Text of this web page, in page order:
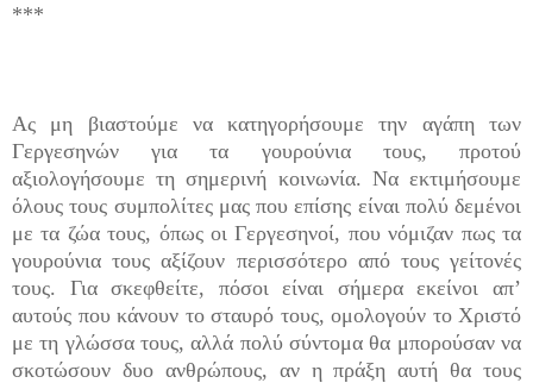
***
Ας μη βιαστούμε να κατηγορήσουμε την αγάπη των
Γεργεσηνών για τα γουρούνια τους, προτού
αξιολογήσουμε τη σημερινή κοινωνία. Να εκτιμήσουμε
όλους τους συμπολίτες μας που επίσης είναι πολύ δεμένοι
με τα ζώα τους, όπως οι Γεργεσηνοί, που νόμιζαν πως τα
γουρούνια τους αξίζουν περισσότερο από τους γείτονές
τους. Για σκεφθείτε, πόσοι είναι σήμερα εκείνοι απ’
αυτούς που κάνουν το σταυρό τους, ομολογούν το Χριστό
με τη γλώσσα τους, αλλά πολύ σύντομα θα μπορούσαν να
σκοτώσουν δυο ανθρώπους, αν η πράξη αυτή θα τους